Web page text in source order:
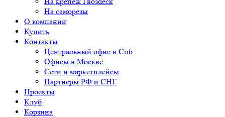
На саморезы
О компании
Купить
Контакты
Центральный офис в Спб
Офисы в Москве
Сети и маркетплейсы
Партнеры РФ и СНГ
Проекты
Клуб
Корзина